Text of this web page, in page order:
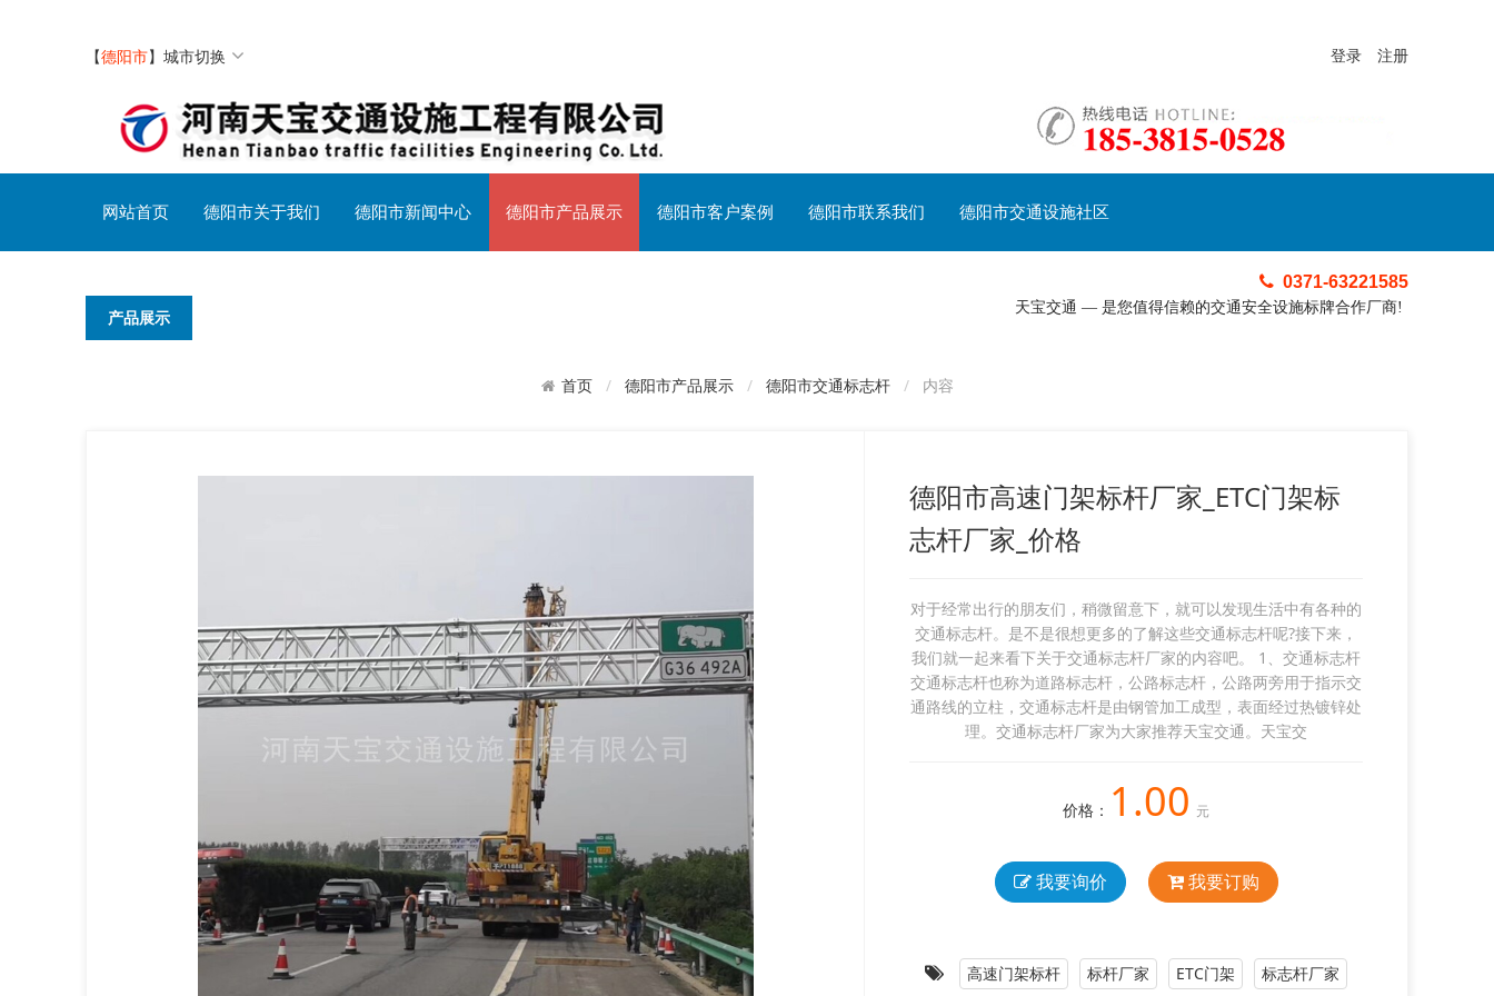
【德阳市】 城市切换 登录 注册
网站首页 德阳市关于我们 德阳市新闻中心 德阳市产品展示 德阳市客户案例 德阳市联系我们 德阳市交通设施社区
产品展示
0371-63221585
天宝交通 — 是您值得信赖的交通安全设施标牌合作厂商!
首页 德阳市产品展示 德阳市交通标志杆 内容
德阳市高速门架标杆厂家_ETC门架标
志杆厂家_价格
对于经常出行的朋友们，稍微留意下，就可以发现生活中有各种的
交通标志杆。是不是很想更多的了解这些交通标志杆呢?接下来，
我们就一起来看下关于交通标志杆厂家的内容吧。 1、交通标志杆
交通标志杆也称为道路标志杆，公路标志杆，公路两旁用于指示交
通路线的立柱，交通标志杆是由钢管加工成型，表面经过热镀锌处
理。交通标志杆厂家为大家推荐天宝交通。天宝交
价格： 1.00 元
我要询价 我要订购
高速门架标杆 标杆厂家 ETC门架 标志杆厂家